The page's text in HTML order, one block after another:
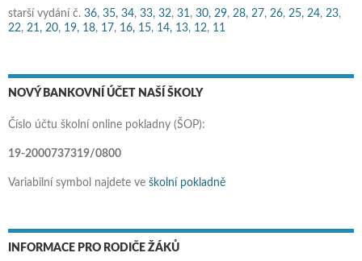
starší vydání č. 36, 35, 34, 33, 32, 31, 30, 29, 28, 27, 26, 25, 24, 23,
22, 21, 20, 19, 18, 17, 16, 15, 14, 13, 12, 11
NOVÝ BANKOVNÍ ÚČET NAŠÍ ŠKOLY
Číslo účtu školní online pokladny (ŠOP):
19-2000737319/0800
Variabilní symbol najdete ve školní pokladně
INFORMACE PRO RODIČE ŽÁKŮ